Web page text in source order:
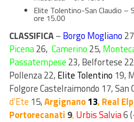
Elite Tolentino-San Claudio –
ore 15.00
CLASSIFICA– Borgo Mogliano
Picena26, Camerino 25,
Passatempese23, Belfortese 22
Pollenza22, Elite Tolentino 19,
Folgore Castelraimondo 17, San
d’Ete 15,Argignano13, Real
Portorecanati 9, Urbis Salvia6